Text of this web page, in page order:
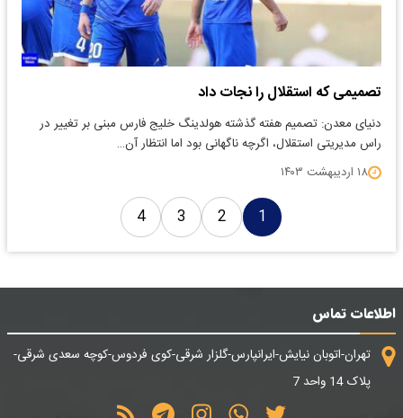
تصمیمی که استقلال را نجات داد
دنیای معدن: تصمیم هفته گذشته هولدینگ خلیج فارس مبنی بر تغییر در
راس مدیریتی استقلال، اگرچه ناگهانی بود اما انتظار آن…
۱۸ اردیبهشت ۱۴۰۳
1
2
3
4
اطلاعات تماس
تهران-اتوبان نیایش-ایرانپارس-گلزار شرقی-کوی فردوس-کوچه سعدی شرقی-
پلاک 14 واحد 7